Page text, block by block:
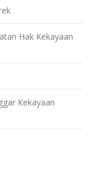
Hak Kekayaan
Kekayaan